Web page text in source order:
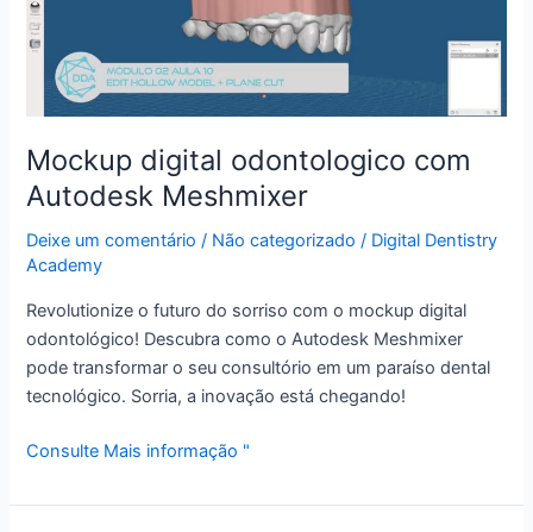
Mockup digital odontologico com
Autodesk Meshmixer
Deixe um comentário / Não categorizado / Digital Dentistry
Academy
Revolutionize o futuro do sorriso com o mockup digital
odontológico! Descubra como o Autodesk Meshmixer
pode transformar o seu consultório em um paraíso dental
tecnológico. Sorria, a inovação está chegando!
Meshmixer
Consulte Mais informação "